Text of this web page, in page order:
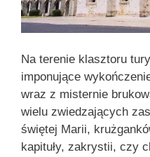
Na terenie klasztoru
imponujące
wraz z misternie
wielu zwiedzających
świętej Marii,
kapituły, zakrystii, czy